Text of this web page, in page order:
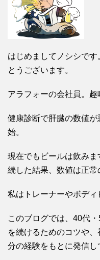
はじめましてノシシで
とうございます。
アラフォーの会社員。趣
健康診断で肝臓の数値
始。
現在でもビールは飲み
続した結果、数値は正常
私はトレーナーやボディ
このブログでは、40代
を続けるためのコツや
分の経験をもとに発信し